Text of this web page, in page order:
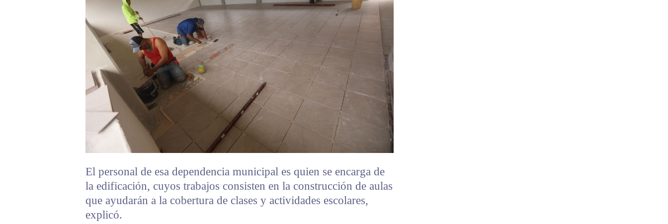
El personal de esa dependencia municipal es quien se encarga de
la edificación, cuyos trabajos consisten en la construcción de aulas
que ayudarán a la cobertura de clases y actividades escolares,
explicó.